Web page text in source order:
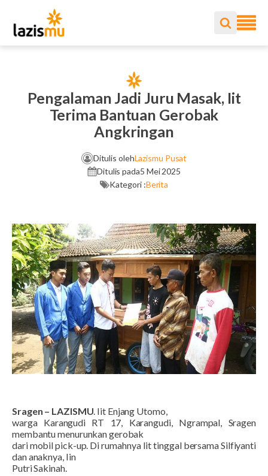
Pengalaman Jadi Juru Masak, Iit
Terima Bantuan Gerobak
Angkringan
Ditulis olehLazismu Pusat
Ditulis pada5 Mei 2025
Kategori :Berita
Sragen – LAZISMU. Iit Enjang Utomo,
warga Karangudi RT 17, Karangudi, Ngrampal, Sragen
membantu menurunkan gerobak
dari mobil pick-up. Di rumahnya Iit tinggal bersama Silfiyanti
dan anaknya, Iin
Putri Sakinah.